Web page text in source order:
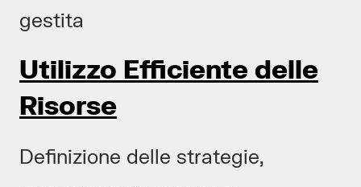
gestita
Utilizzo Efficiente delle
Risorse
Definizione delle strategie,